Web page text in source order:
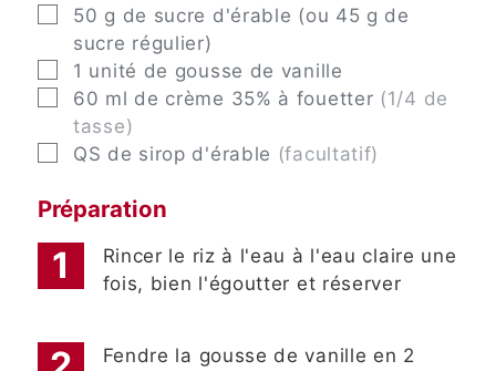
▢
50 g de sucre d'érable (ou 45 g de
sucre régulier)
▢
1 unité de gousse de vanille
▢
60 ml de crème 35% à fouetter (1/4 de
tasse)
▢
QS de sirop d'érable (facultatif)
Préparation
Rincer le riz à l'eau à l'eau claire une
fois, bien l'égoutter et réserver
Fendre la gousse de vanille en 2